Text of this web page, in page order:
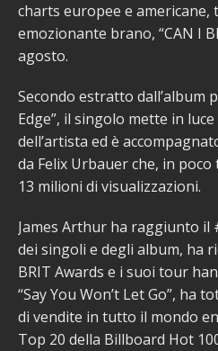
charts europee e
emozionante brano, “CAN I
agosto.
Secondo estratto dall’album
Edge”, il singolo mette in luce
dell’artista ed è
da Felix Urbauer che, in
13 milioni di visualizzazioni.
James Arthur ha raggiunto il
dei singoli e degli album, ha
BRIT Awards e i suoi tour
“Say You Won’t Let Go”, ha
di vendite in tutto il mondo
Top 20 della Billboard Hot